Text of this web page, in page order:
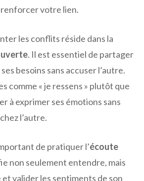
votre lien.
les conflits réside dans la
. Il est essentiel de partager
besoins sans accuser l’autre.
comme « je ressens » plutôt que
à exprimer ses émotions sans
l’autre.
de pratiquer l’écoute
non seulement entendre, mais
valider les sentiments de son